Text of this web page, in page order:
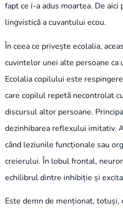
fapt ce i-a adus moartea. De aici
lingvistică a cuvantului ecou.
În ceea ce privește ecolalia,
cuvintelor unei alte persoane ca
Ecolalia copilului este
care copilul repetă necontrolat
discursul altor persoane.
dezinhibarea reflexului imitativ.
când leziunile funcționale sau
creierului. În lobul frontal,
echilibrul dintre inhibiție și
Este demn de menționat, totuși,